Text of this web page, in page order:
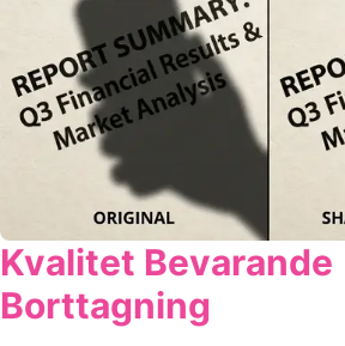
Kvalitet Bevarande
Borttagning